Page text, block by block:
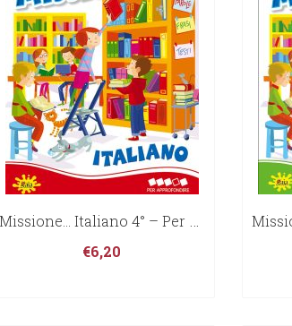
Missione… Italiano 4° – Per Approfondire
€6,20